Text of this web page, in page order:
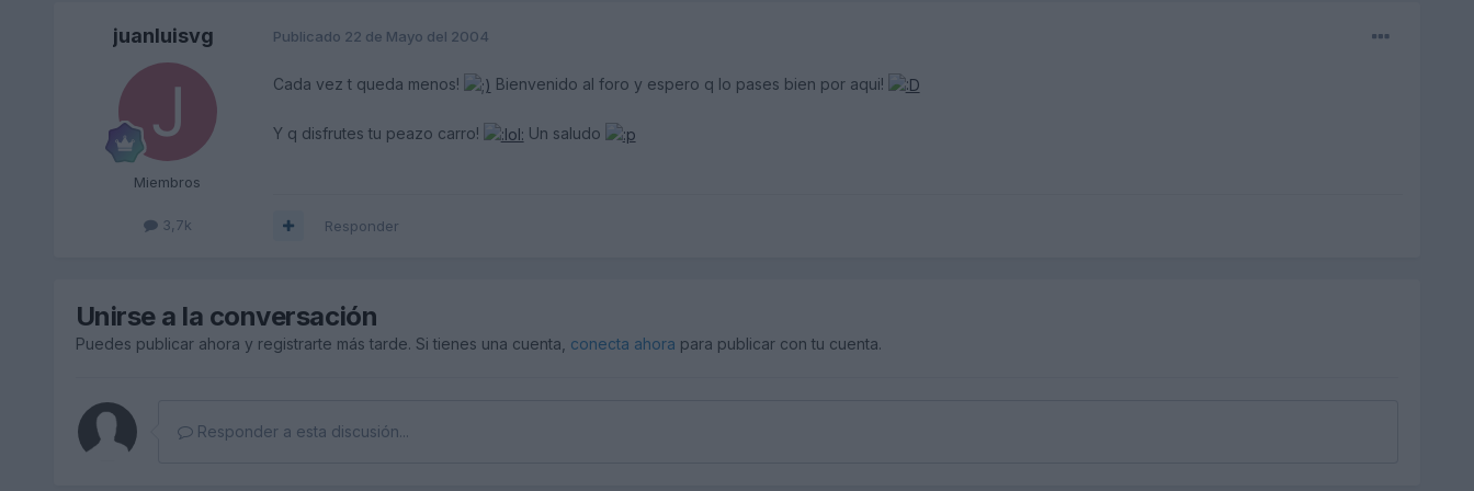
juanluisvg
Miembros
3,7k
Publicado 22 de Mayo del 2004
Cada vez t queda menos! Bienvenido al foro y espero q lo pases bien por aqui!
Y q disfrutes tu peazo carro! Un saludo
Responder
Unirse a la conversación
Puedes publicar ahora y registrarte más tarde. Si tienes una cuenta, conecta ahora para publicar con tu cuenta.
Responder a esta discusión...